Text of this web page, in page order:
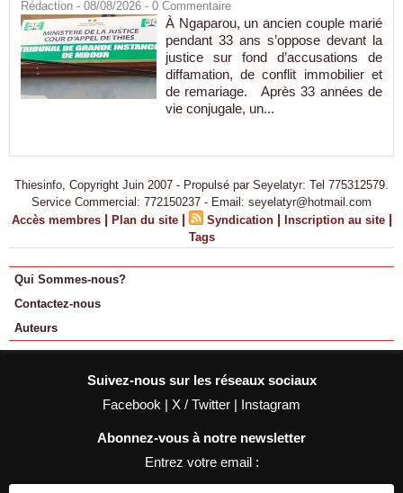
Rédaction - 08/08/2026 - 0 Commentaire
À Ngaparou, un ancien couple marié
pendant 33 ans s’oppose devant la
justice sur fond d’accusations de
diffamation, de conflit immobilier et
de remariage. Après 33 années de
vie conjugale, un...
Thiesinfo, Copyright Juin 2007 - Propulsé par Seyelatyr: Tel 775312579.
Service Commercial: 772150237 - Email: seyelatyr@hotmail.com
Accès membres | Plan du site | Syndication | Inscription au site |
Tags
Qui Sommes-nous?
Contactez-nous
Auteurs
Suivez-nous sur les réseaux sociaux
Facebook | X / Twitter | Instagram
Abonnez-vous à notre newsletter
Entrez votre email :